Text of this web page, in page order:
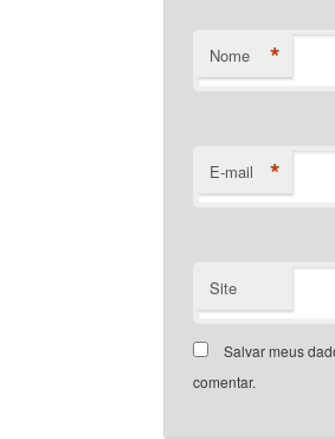
Nome *
E-mail *
Site
Salvar meus
comentar.